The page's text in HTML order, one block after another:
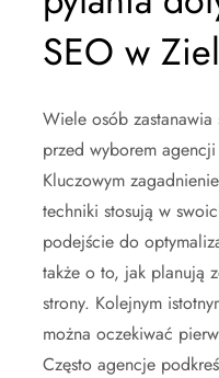
SEO w
Wiele osób
przed wyborem
Kluczowym
techniki stosują w
podejście do
także o to, jak planują
strony. Kolejnym
można oczekiwać
Często agencje